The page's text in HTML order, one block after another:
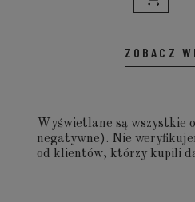
ZOBACZ
Wyświetlane są wszystkie
negatywne). Nie
od klientów, którzy kupili